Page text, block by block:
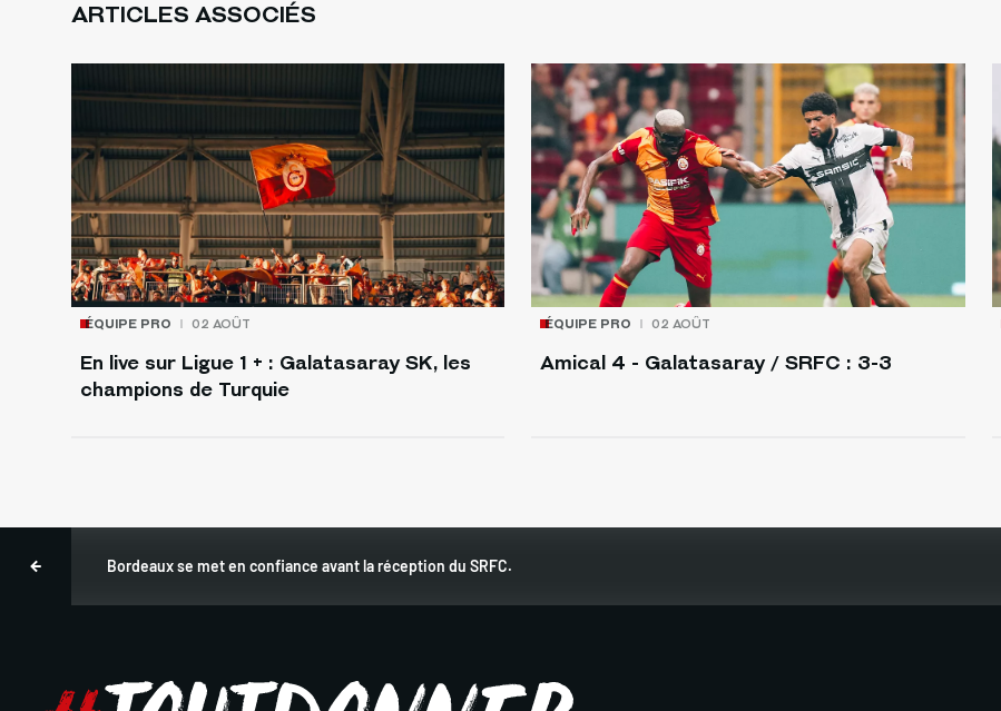
ARTICLES ASSOCIÉS
ÉQUIPE PRO 02 AOÛT
En live sur Ligue 1 + : Galatasaray SK, les
champions de Turquie
ÉQUIPE PRO 02 AOÛT
Amical 4 - Galatasaray / SRFC : 3-3
Bordeaux se met en confiance avant la réception du SRFC.